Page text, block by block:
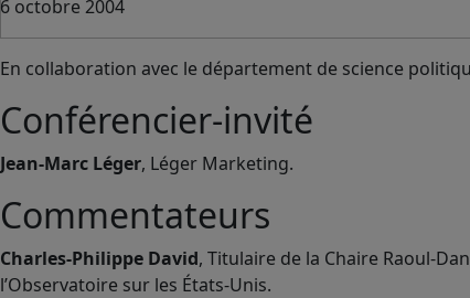
6 octobre 2004
En collaboration avec le département de science
Conférencier-invité
Jean-Marc Léger, Léger Marketing.
Commentateurs
Charles-Philippe David, Titulaire de la Chaire Raoul-
l’Observatoire sur les États-Unis.